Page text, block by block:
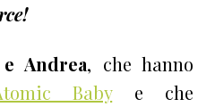
Andrea, che hanno
Babye che